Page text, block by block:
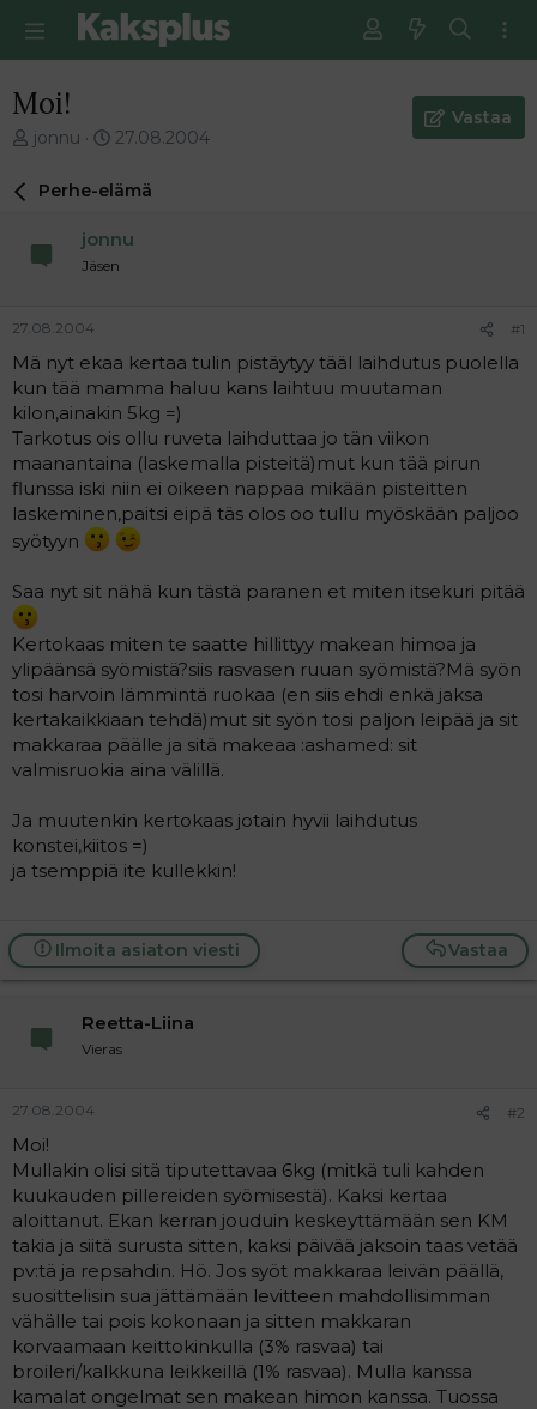
Moi!
V
e
i
t
u
n
a
o
t
t
a
a
jonnu
E
s
m
ä
n
v
i
e
s
27.08.2004
Vastaa
Perhe-elämä
jonnu
Jäsen
27.08.2004 #1
Mä nyt ekaa kertaa tulin pistäytyy tääl laihdutus puolella
kun tää mamma haluu kans laihtuu muutaman
kilon,ainakin 5kg =)
Tarkotus ois ollu ruveta laihduttaa jo tän viikon
maanantaina (laskemalla pisteitä)mut kun tää pirun
flunssa iski niin ei oikeen nappaa mikään pisteitten
laskeminen,paitsi eipä täs olos oo tullu myöskään paljoo
syötyyn
Saa nyt sit nähä kun tästä paranen et miten itsekuri pitää
Kertokaas miten te saatte hillittyy makean himoa ja
ylipäänsä syömistä?siis rasvasen ruuan syömistä?Mä syön
tosi harvoin lämmintä ruokaa (en siis ehdi enkä jaksa
kertakaikkiaan tehdä)mut sit syön tosi paljon leipää ja sit
makkaraa päälle ja sitä makeaa :ashamed: sit
valmisruokia aina välillä.
Ja muutenkin kertokaas jotain hyvii laihdutus
konstei,kiitos =)
ja tsemppiä ite kullekkin!
Vastaa
Ilmoita asiaton viesti
Reetta-Liina
Vieras
27.08.2004 #2
Moi!
Mullakin olisi sitä tiputettavaa 6kg (mitkä tuli kahden
kuukauden pillereiden syömisestä). Kaksi kertaa
aloittanut. Ekan kerran jouduin keskeyttämään sen KM
takia ja siitä surusta sitten, kaksi päivää jaksoin taas vetää
pv:tä ja repsahdin. Hö. Jos syöt makkaraa leivän päällä,
suosittelisin sua jättämään levitteen mahdollisimman
vähälle tai pois kokonaan ja sitten makkaran
korvaamaan keittokinkulla (3% rasvaa) tai
broileri/kalkkuna leikkeillä (1% rasvaa). Mulla kanssa
kamalat ongelmat sen makean himon kanssa. Tuossa